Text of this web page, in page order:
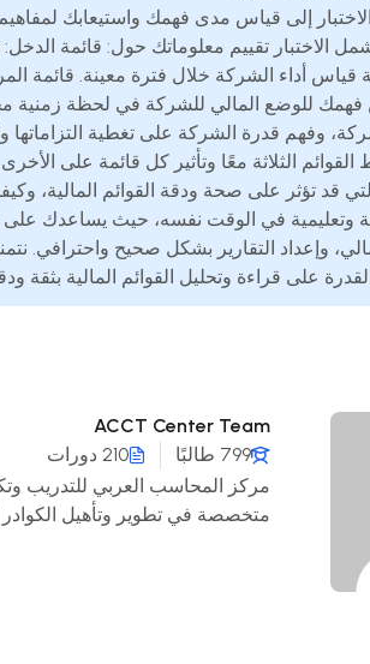
إلى قياس مدى فهمك واستيعابك لمفاهيم
الاختبار تقييم معلوماتك حول: قائمة
قياس أداء الشركة خلال فترة معينة. قائمة
فهمك للوضع المالي للشركة في لحظة زمنية
وفهم قدرة الشركة على تغطية التزاماتها
القوائم الثلاثة معًا وتأثير كل قائمة على
قد تؤثر على صحة ودقة القوائم المالية،
وتعليمية في الوقت نفسه، حيث يساعدك على
وإعداد التقارير بشكل صحيح واحترافي.
على قراءة وتحليل القوائم المالية بثقة
ACCT Center Team
799 طالبًا
210 دورات
متخصصة في تطوير وتأهيل الكوادر